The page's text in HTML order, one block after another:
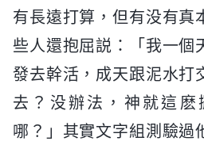
有長遠打算，但有没有真
些人還抱屈説：「我一個
發去幹活，成天跟泥水打
去？没辦法，神就這麽
哪？」其實文字組測驗過